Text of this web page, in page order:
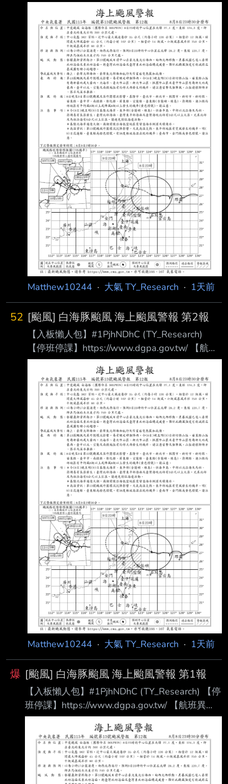
異動】松 山：https://reurl.cc/32W29
桃 園：https://reurl.cc/aWg3l
清泉崗：https://reurl.cc/9Kq2O
小 港：https://reurl.cc/lx2mQ
【追蹤班機】https://reurl.cc/m3R5Y1 【未來天
氣】請移駕telnet://ptt2.cc的weath
Matthew10244 · 大氣 TY_Research · 1天前
52 [颱風] 白海豚颱風 海上颱風警報 第2報
【入板懶人包】#1PjhNDhC (TY_Research)
【停班停課】https://www.dgpa.gov.tw/ 【航班
異動】松 山：https://reurl.cc/32W29
桃 園：https://reurl.cc/aWg3l
清泉崗：https://reurl.cc/9Kq2O
小 港：https://reurl.cc/lx2mQ
【追蹤班機】https://reurl.cc/m3R5Y1 【未來天
氣】請移駕telnet://ptt2.cc的weath
Matthew10244 · 大氣 TY_Research · 1天前
爆 [颱風] 白海豚颱風 海上颱風警報 第1報
【入板懶人包】#1PjhNDhC (TY_Research) 【停
班停課】https://www.dgpa.gov.tw/ 【航班異
動】松 山：https://reurl.cc/32W29
桃 園：https://reurl.cc/aWg3l
清泉崗：https://reurl.cc/9Kq2O
小 港：https://reurl.cc/lx2mQ
【追蹤班機】https://reurl.cc/m3R5Y1 【未來天